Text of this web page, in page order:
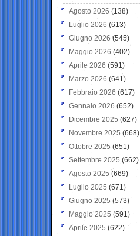
Agosto 2026 (138)
Luglio 2026 (613)
Giugno 2026 (545)
Maggio 2026 (402)
Aprile 2026 (591)
Marzo 2026 (641)
Febbraio 2026 (617)
Gennaio 2026 (652)
Dicembre 2025 (627)
Novembre 2025 (668)
Ottobre 2025 (651)
Settembre 2025 (662)
Agosto 2025 (669)
Luglio 2025 (671)
Giugno 2025 (573)
Maggio 2025 (591)
Aprile 2025 (622)